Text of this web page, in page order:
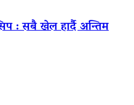
: सबै खेल हार्दै अन्तिम